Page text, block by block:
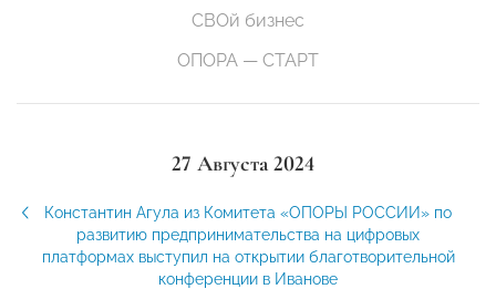
СВОй бизнес
ОПОРА — СТАРТ
27 Августа 2024
Константин Агула из Комитета «ОПОРЫ РОССИИ» по
развитию предпринимательства на цифровых
платформах выступил на открытии благотворительной
конференции в Иванове